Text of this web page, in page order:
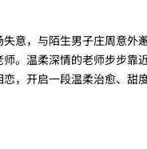
失意，与陌生男子庄周意外
。温柔深情的老师步步靠
，开启一段温柔治愈、甜